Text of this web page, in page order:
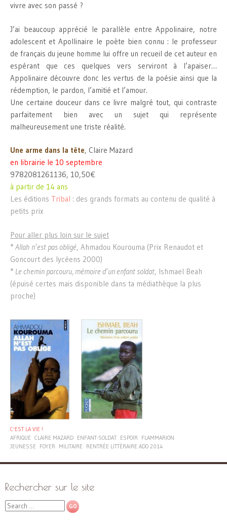
vivre avec son passé ?
J’ai beaucoup apprécié le parallèle entre Appolinaire, notre
adolescent et Apollinaire le poète bien connu : le professeur
de français du jeune homme lui offre un recueil de cet auteur en
espérant que ces quelques vers serviront à l’apaiser…
Appolinaire découvre donc les vertus de la poésie ainsi que la
rédemption, le pardon, l’amitié et l’amour.
Une certaine douceur dans ce livre malgré tout, qui contraste
parfaitement bien avec un sujet qui représente
malheureusement une triste réalité.
Une arme dans la tête, Claire Mazard
en librairie le 10 septembre
9782081261136, 10,50€
à partir de 14 ans
Les éditions Tribal : des grands formats au contenu de qualité à
petits prix
Pour aller plus loin sur le sujet
* Allah n’est pas obligé, Ahmadou Kourouma (Prix Renaudot et
Goncourt des lycéens 2000)
* Le chemin parcouru, mémoire d’un enfant soldat, Ishmael Beah
(épuisé certes mais disponible dans ta médiathèque la plus
proche)
C'EST LA VIE !
AFRIQUE CLAIRE MAZARD ENFANT-SOLDAT ESPOIR FLAMMARION
JEUNESSE
FOYER MILITAIRE RENTRÉE LITTÉRAIRE ADO 2014
Rechercher sur le site
Search